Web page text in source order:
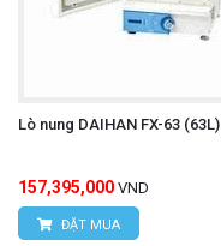
Lò nung DAIHAN FX-63 (63L)
157,395,000 VND
ĐẶT MUA